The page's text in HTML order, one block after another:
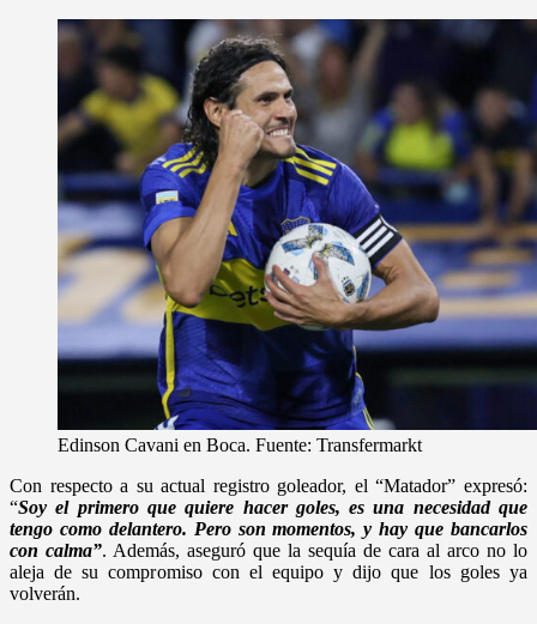
Edinson Cavani en Boca. Fuente: Transfermarkt
Con respecto a su actual registro goleador, el “Matador” expresó:
“Soy el primero que quiere hacer goles, es una necesidad que
tengo como delantero. Pero son momentos, y hay que bancarlos
con calma”. Además, aseguró que la sequía de cara al arco no lo
aleja de su compromiso con el equipo y dijo que los goles ya
volverán.